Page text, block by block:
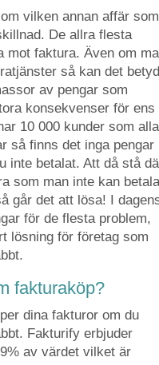
vilken annan affär som
De allra flesta
mot faktura. Även om
så kan det
av pengar som
konsekvenser för ens
10 000 kunder som alla
så finns det inga pengar
inte betalat. Att då stå
som man inte kan betala
går det att lösa! I
för de flesta problem,
lösning för företag som
fakturaköp?
dina fakturor om du
Fakturify erbjuder
av värdet vilket är